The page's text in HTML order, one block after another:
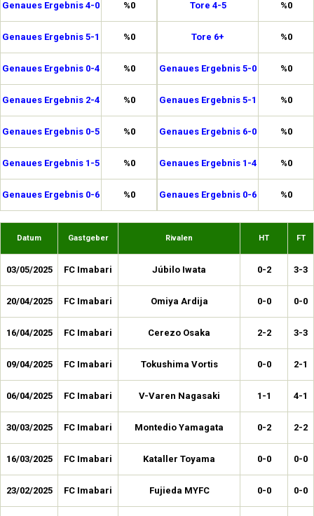
Genaues Ergebnis 4-0 %0
Genaues Ergebnis 5-1 %0
Genaues Ergebnis 0-4 %0
Genaues Ergebnis 2-4 %0
Genaues Ergebnis 0-5 %0
Genaues Ergebnis 1-5 %0
Genaues Ergebnis 0-6 %0
Tore 4-5 %0
Tore 6+ %0
Genaues Ergebnis 5-0 %0
Genaues Ergebnis 5-1 %0
Genaues Ergebnis 6-0 %0
Genaues Ergebnis 1-4 %0
Genaues Ergebnis 0-6 %0
Datum Gastgeber Rivalen HT FT
03/05/2025 FC Imabari Júbilo Iwata 0-2 3-3
20/04/2025 FC Imabari Omiya Ardija 0-0 0-0
16/04/2025 FC Imabari Cerezo Osaka 2-2 3-3
09/04/2025 FC Imabari Tokushima Vortis 0-0 2-1
06/04/2025 FC Imabari V-Varen Nagasaki 1-1 4-1
30/03/2025 FC Imabari Montedio Yamagata 0-2 2-2
16/03/2025 FC Imabari Kataller Toyama 0-0 0-0
23/02/2025 FC Imabari Fujieda MYFC 0-0 0-0